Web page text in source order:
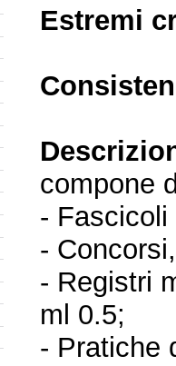
Estremi
compone
-
-
- Registri
ml 0.5;
- Pratiche